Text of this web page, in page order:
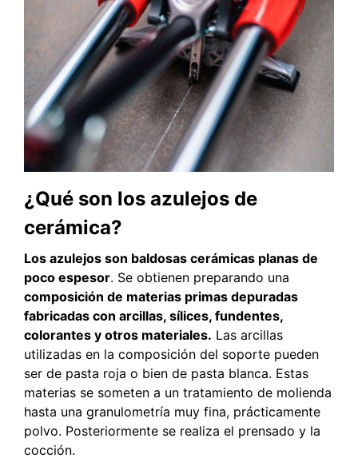
¿Qué son los azulejos de
cerámica?
Los azulejos son baldosas cerámicas planas de
poco espesor. Se obtienen preparando una
composición de materias primas depuradas
fabricadas con arcillas, sílices, fundentes,
colorantes y otros materiales. Las arcillas
utilizadas en la composición del soporte pueden
ser de pasta roja o bien de pasta blanca. Estas
materias se someten a un tratamiento de molienda
hasta una granulometría muy fina, prácticamente
polvo. Posteriormente se realiza el prensado y la
cocción.